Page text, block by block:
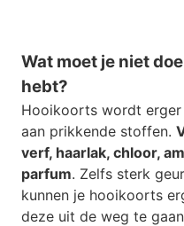
Wat moet je niet
hebt?
Hooikoorts wordt
aan prikkende stoffen.
verf, haarlak, chloor,
parfum. Zelfs sterk
kunnen je hooikoorts
deze uit de weg te